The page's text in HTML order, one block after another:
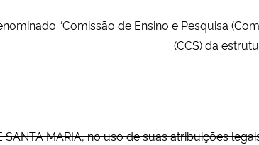
“Comissão de Ensino e Pesquisa
(CCS) da
SANTA MARIA, no uso de suas atribuições